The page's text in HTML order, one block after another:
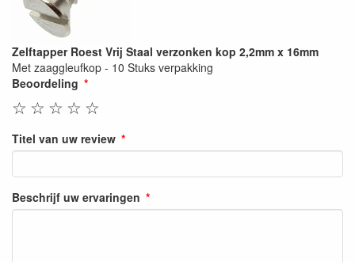
Zelftapper Roest Vrij Staal verzonken kop 2,2mm x 16mm
Met zaaggleufkop - 10 Stuks verpakking
Beoordeling
☆
☆
☆
☆
☆
Titel van uw review
Beschrijf uw ervaringen